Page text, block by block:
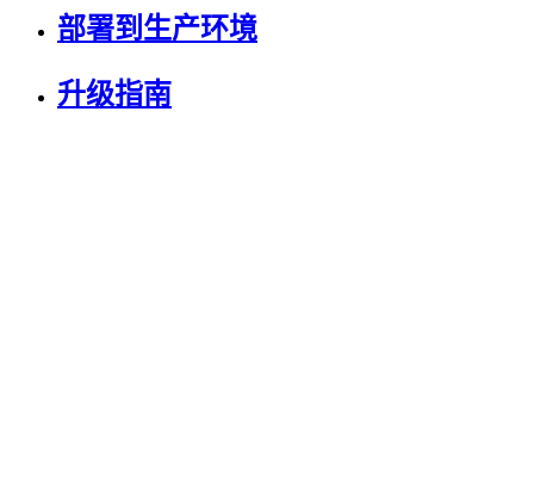
部署到生产环境
升级指南